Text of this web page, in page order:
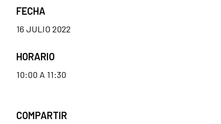
FECHA
16 JULIO 2022
HORARIO
10:00 A 11:30
COMPARTIR